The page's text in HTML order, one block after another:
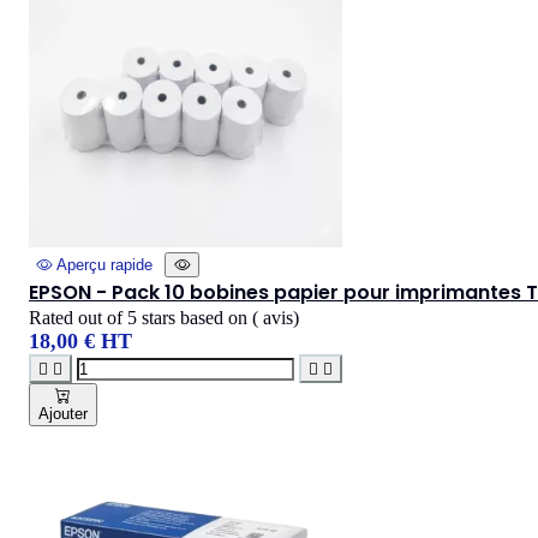
Aperçu rapide
EPSON - Pack 10 bobines papier pour imprimantes
Rated out of 5 stars based on ( avis)
18,00 € HT
   
Ajouter